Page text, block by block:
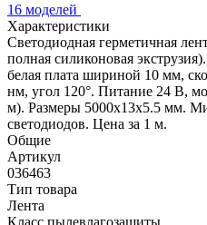
16 моделей
Характеристики
Светодиодная герметичная
полная силиконовая
белая плата шириной 10 мм,
нм, угол 120°. Питание 24 В,
м). Размеры 5000x13x5.5 мм.
светодиодов. Цена за 1 м.
Общие
Артикул
036463
Тип товара
Лента
Класс пылевлагозащиты